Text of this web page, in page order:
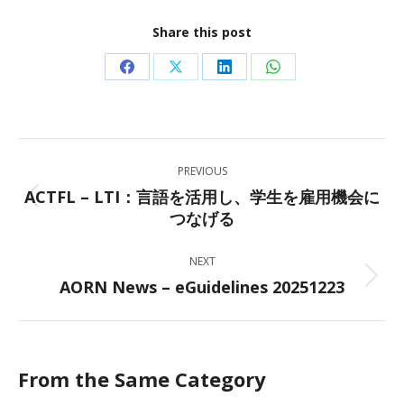
Share this post
Share
Facebook
Share
X
Share
LinkedIn
Share
WhatsApp
navigation
PREVIOUS
Previous
post:
ACTFL – LTI：言語を活用し、学生を雇用機会に
つなげる
NEXT
Next
AORN News – eGuidelines 20251223
From the Same Category